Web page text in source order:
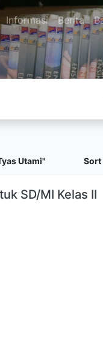
Informasi Berita
Utami" Sort
SD/MI Kelas II